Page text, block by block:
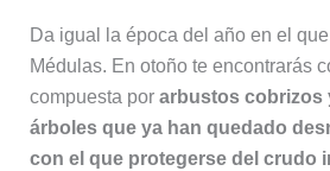
Da igual la época del año en el
Médulas. En otoño te encontrarás
compuesta por arbustos cobrizos
árboles que ya han quedado
con el que protegerse del crudo